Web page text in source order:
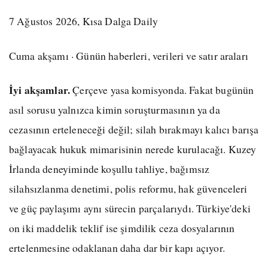
7 Ağustos 2026, Kısa Dalga Daily
Cuma akşamı · Günün haberleri, verileri ve satır araları
İyi akşamlar.Çerçeve yasa komisyonda. Fakat bugünün
asıl sorusu yalnızca kimin soruşturmasının ya da
cezasının erteleneceği değil; silah bırakmayı kalıcı barışa
bağlayacak hukuk mimarisinin nerede kurulacağı. Kuzey
İrlanda deneyiminde koşullu tahliye, bağımsız
silahsızlanma denetimi, polis reformu, hak güvenceleri
ve güç paylaşımı aynı sürecin parçalarıydı. Türkiye'deki
on iki maddelik teklif ise şimdilik ceza dosyalarının
ertelenmesine odaklanan daha dar bir kapı açıyor.